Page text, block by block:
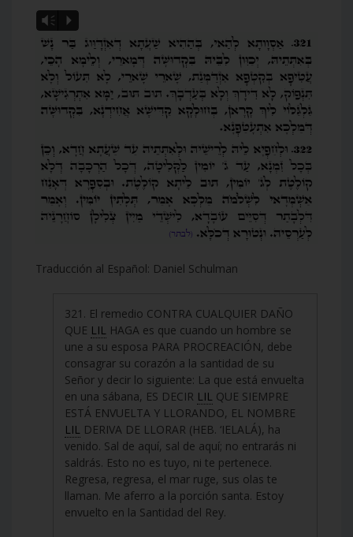
Vm P
Traducción al Español: Daniel Schulman
321. El remedio CONTRA CUALQUIER DAÑO
QUE LIL HAGA es que cuando un hombre se
une a su esposa PARA PROCREACIÓN, debe
consagrar su corazón a la santidad de su
Señor y decir lo siguiente: La que está envuelta
en una sábana, ES DECIR LIL QUE SIEMPRE
ESTÁ ENVUELTA Y LLORANDO, EL NOMBRE
LIL DERIVA DE LLORAR (HEB. ‘IELALÁ), ha
venido. Sal de aquí, sal de aquí; no entrarás ni
saldrás. Esto no es tuyo, ni te pertenece.
Regresa, regresa, el mar ruge, sus olas te
llaman. Me aferro a la porción santa. Estoy
envuelto en la Santidad del Rey.